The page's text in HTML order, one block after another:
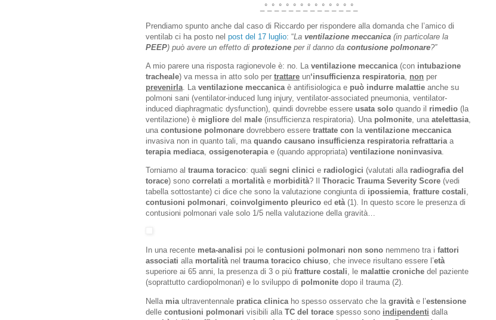
_°_°_°_°_°_°_°_°_°_°_°_°_°_
Prendiamo spunto anche dal caso di Riccardo per rispondere alla domanda che l’amico di
ventilab ci ha posto nel post del 17 luglio: “La ventilazione meccanica (in particolare la
PEEP) può avere un effetto di protezione per il danno da contusione polmonare?”
A mio parere una risposta ragionevole è: no. La ventilazione meccanica (con intubazione
tracheale) va messa in atto solo per trattare un‘insufficienza respiratoria non per
prevenirla . La ventilazione meccanica è antifisiologica e può indurre malattie anche su
polmoni sani (ventilator-induced lung injury, ventilator-associated pneumonia, ventilator-
induced diaphragmatic dysfunction), quindi dovrebbe essere usata solo quando il rimedio (la
ventilazione) è migliore del male (insufficienza respiratoria). Una polmonite , una atelettasia
una contusione polmonare dovrebbero essere trattate con la ventilazione meccanica
invasiva non in quanto tali, ma quando causano insufficienza respiratoria refrattaria a
terapia mediaca ossigenoterapia e (quando appropriata) ventilazione noninvasiva
Torniamo al trauma toracico: quali segni clinici e radiologici (valutati alla radiografia del
torace) sono correlati a mortalitàe morbidità? Il Thoracic Trauma Severity Score (vedi
tabella sottostante) ci dice che sono la valutazione congiunta di ipossiemia, fratture costali,
contusioni polmonari, coinvolgimento pleurico ed età(1). In questo score le presenza di
contusioni polmonari vale solo 1/5 nella valutazione della gravità…
In una recente meta-analisi poi le contusioni polmonari non sono nemmeno tra i fattori
associati alla mortalitànel trauma toracico chiuso, che invece risultano essere l’età
superiore ai 65 anni, la presenza di 3 o più fratture costali, le malattie croniche del paziente
(soprattutto cardiopolmonari) e lo sviluppo di polmonite dopo il trauma (2).
Nella mia ultraventennale pratica clinica ho spesso osservato che la gravità e l’estensione
delle contusioni polmonari visibili alla TC del torace spesso sono indipendenti dalla